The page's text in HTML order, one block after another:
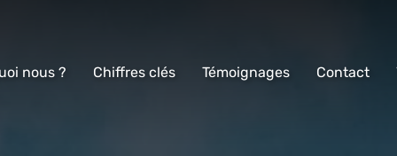
nous ? Chiffres clés Témoignages Contact